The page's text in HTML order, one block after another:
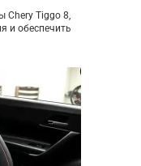
Chery Tiggo 8,
и обеспечить